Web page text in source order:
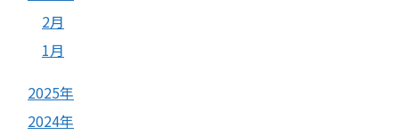
2月
1月
2025年
2024年